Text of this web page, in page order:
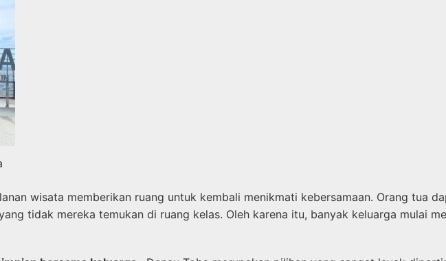
wisata memberikan ruang untuk kembali menikmati kebersamaan. Orang tua
tidak mereka temukan di ruang kelas. Oleh karena itu, banyak keluarga mulai